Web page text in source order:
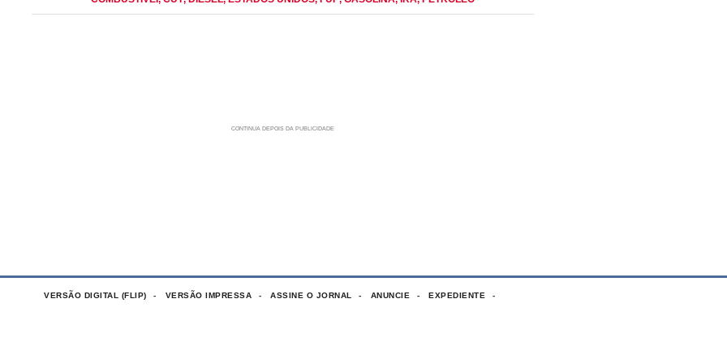
VERSÃO DIGITAL (FLIP) VERSÃO IMPRESSA ASSINE O JORNAL ANUNCIE EXPEDIENTE